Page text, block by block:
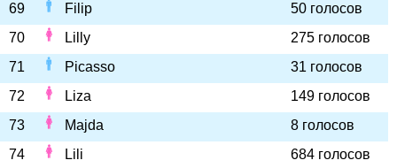
69
Filip
50 голосов
70
Lilly
275 голосов
71
Picasso
31 голосов
72
Liza
149 голосов
73
Majda
8 голосов
74
Lili 684 голосов